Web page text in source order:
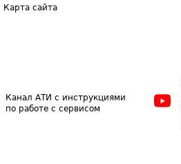
Карта сайта
Канал АТИ с инструкциями
по работе с сервисом